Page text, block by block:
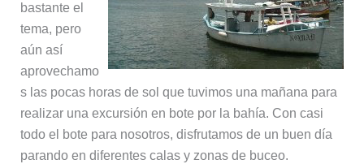
bastante el
tema, pero
aún así
aprovechamo
s las pocas horas de sol que tuvimos una mañana para
realizar una excursión en bote por la bahía. Con casi
todo el bote para nosotros, disfrutamos de un buen día
parando en diferentes calas y zonas de buceo.